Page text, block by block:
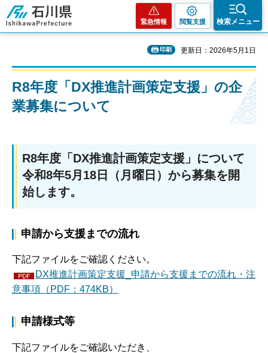
石川県
緊急情報 閲覧支援 検索メニュー
印刷 更新日：2026年5月1日
R8年度「DX推進計画策定支援」の企
業募集について
R8年度「DX推進計画策定支援」について
令和8年5月18日（月曜日）から募集を開
始します。
申請から支援までの流れ
下記ファイルをご確認ください。
DX推進計画策定支援_申請から支援までの流れ・注
意事項（PDF：474KB）
申請様式等
下記ファイルをご確認いただき、